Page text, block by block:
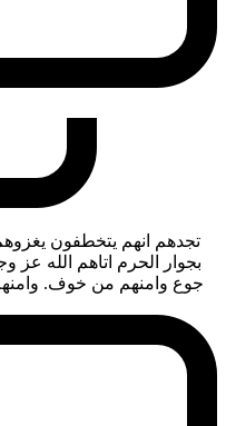
تجدهم انهم يتخطفون
بجوار الحرم اتاهم الله
جوع وامنهم من خوف.